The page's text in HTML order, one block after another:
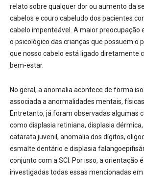
relato sobre qualquer dor ou aumento da
cabelos e couro cabeludo dos pacientes
cabelo impenteável. A maior preocupação
o psicológico das crianças que possuem o
que nosso cabelo está ligado diretamente
bem-estar.
No geral, a anomalia acontece de forma
associada a anormalidades mentais,
Entretanto, já foram observadas algumas
como displasia retiniana, displasia
catarata juvenil, anomalia dos dígitos,
esmalte dentário e displasia
conjunto com a SCI. Por isso, a orientação
investigadas todas essas mencionadas